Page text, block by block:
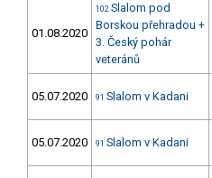
01.08.2020
102 Slalom pod
Borskou přehradou +
3. Český pohár
veteránů
05.07.2020 91 Slalom v Kadani
05.07.2020 91 Slalom v Kadani